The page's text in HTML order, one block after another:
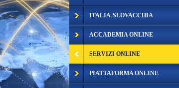
ITALIA-SLOVACCHIA
ACCADEMIA ONLINE
SERVIZI ONLINE
PIATTAFORMA ONLINE